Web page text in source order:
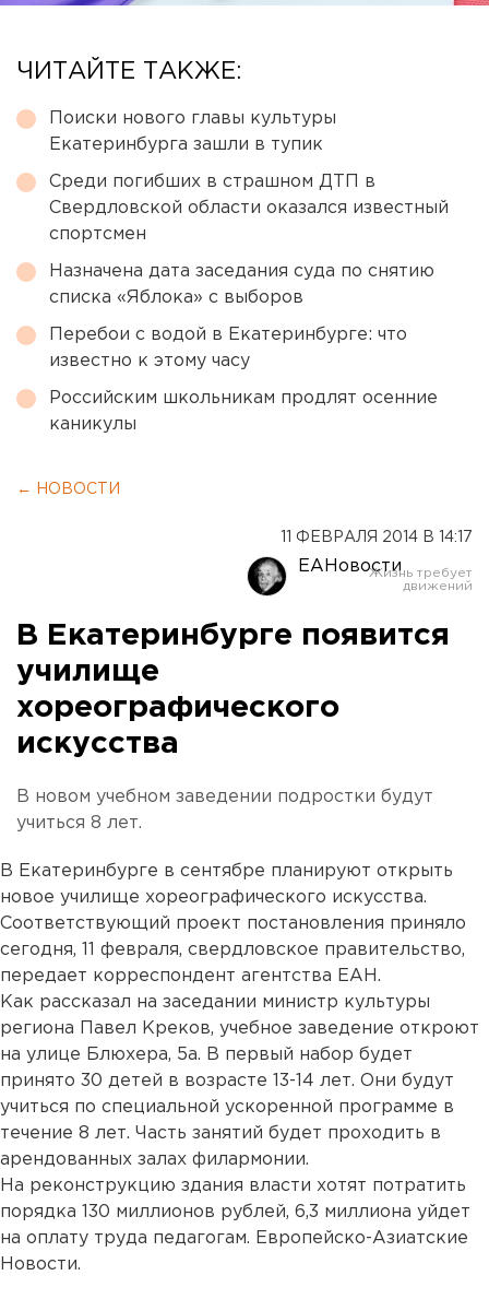
ЧИТАЙТЕ ТАКЖЕ:
Поиски нового главы культуры
Екатеринбурга зашли в тупик
Среди погибших в страшном ДТП в
Свердловской области оказался известный
спортсмен
Назначена дата заседания суда по снятию
списка «Яблока» с выборов
Перебои с водой в Екатеринбурге: что
известно к этому часу
Российским школьникам продлят осенние
каникулы
← НОВОСТИ
11 ФЕВРАЛЯ 2014 В 14:17
ЕАНовости
В Екатеринбурге появится
училище
хореографического
искусства
В новом учебном заведении подростки будут
учиться 8 лет.
В Екатеринбурге в сентябре планируют открыть
новое училище хореографического искусства.
Соответствующий проект постановления приняло
сегодня, 11 февраля, свердловское правительство,
передает корреспондент агентства ЕАН.
Как рассказал на заседании министр культуры
региона Павел Креков, учебное заведение откроют
на улице Блюхера, 5а. В первый набор будет
принято 30 детей в возрасте 13-14 лет. Они будут
учиться по специальной ускоренной программе в
течение 8 лет. Часть занятий будет проходить в
арендованных залах филармонии.
На реконструкцию здания власти хотят потратить
порядка 130 миллионов рублей, 6,3 миллиона уйдет
на оплату труда педагогам. Европейско-Азиатские
Новости.